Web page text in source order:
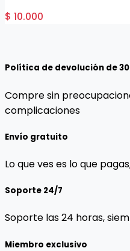
$ 10.000
Política de devolución de
Compre sin
complicaciones
Envío gratuito
Lo que ves es lo que
Soporte 24/7
Soporte las 24 horas,
Miembro exclusivo